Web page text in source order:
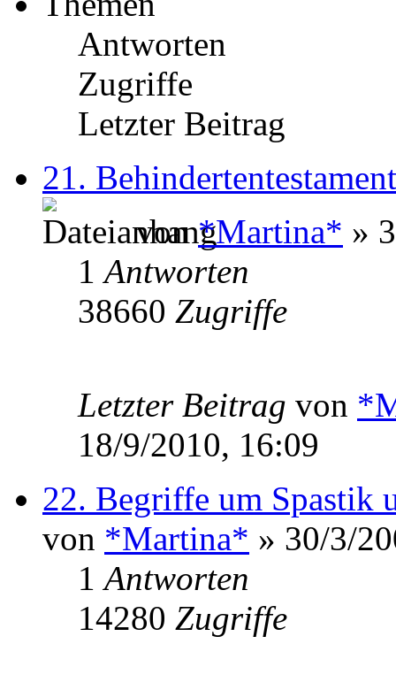
Antworten
Zugriffe
Letzter Beitrag
21. Behindertentestament
von*Martina* »
1Antworten
38660 Zugriffe
Letzter Beitrag von
18/9/2010, 16:09
22. Begriffe um Spastik
von *Martina* » 30/3/
1Antworten
14280 Zugriffe